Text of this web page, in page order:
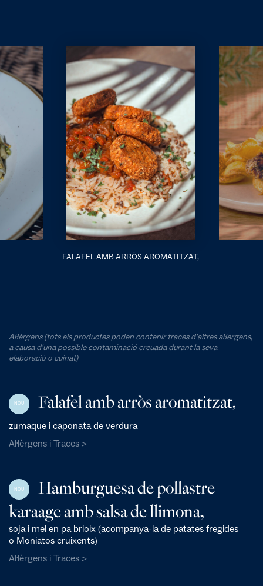
FALAFEL AMB ARRÒS AROMATITZAT,
Al·lèrgens (tots els productes poden contenir traces d'altres al·lèrgens,
a causa d'una possible contaminació creuada durant la seva
elaboració o cuinat)
NOU Falafel amb arròs aromatitzat,
zumaque i caponata de verdura
Al·lèrgens i Traces >
NOU
Hamburguesa de pollastre
karaage amb salsa de llimona,
soja i mel en pa brioix (acompanya-la de patates fregides
o Moniatos cruixents)
Al·lèrgens i Traces >